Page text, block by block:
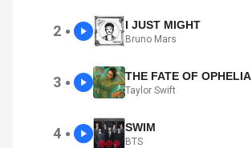
2 ● I JUST MIGHT
Bruno Mars
3 ● THE FATE OF OPHELIA
Taylor Swift
4 ● SWIM
BTS